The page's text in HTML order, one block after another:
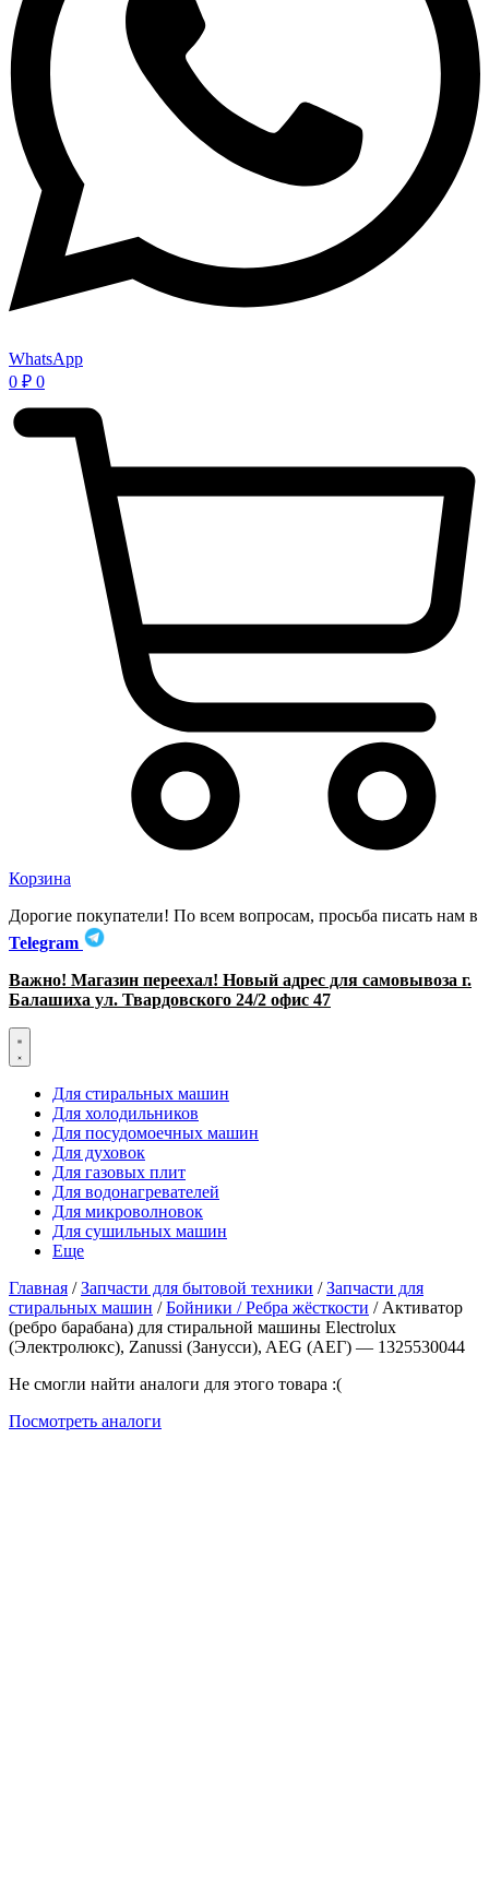
WhatsApp
0 ₽ 0
Корзина
Дорогие покупатели! По всем вопросам, просьба писать нам в
Telegram
Важно! Магазин переехал! Новый адрес для самовывоза г.
Балашиха ул. Твардовского 24/2 офис 47
Для стиральных машин
Для холодильников
Для посудомоечных машин
Для духовок
Для газовых плит
Для водонагревателей
Для микроволновок
Для сушильных машин
Еще
Главная /Запчасти для бытовой техники /Запчасти для
стиральных машин /Бойники / Ребра жёсткости / Активатор
(ребро барабана) для стиральной машины Electrolux
(Электролюкс), Zanussi (Занусси), AEG (АЕГ) — 1325530044
Не смогли найти аналоги для этого товара :(
Посмотреть аналоги